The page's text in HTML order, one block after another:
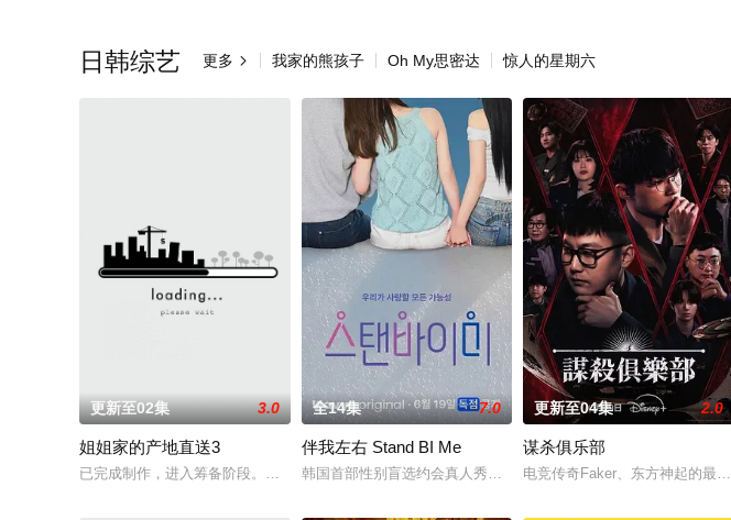
日韩综艺 更多  我家的熊孩子 Oh My思密达 惊人的星期六
更新至02集 3.0
姐姐家的产地直送3
已完成制作，进入筹备阶段。预计将于明年初开拍，并于下半年播出。
全14集 7.0
伴我左右 Stand BI Me
韩国首部性别盲选约会真人秀，展现多样爱情的可能性。 他爱她
更新至04集 2.0
谋杀俱乐部
电竞传奇Faker、东方神起的最